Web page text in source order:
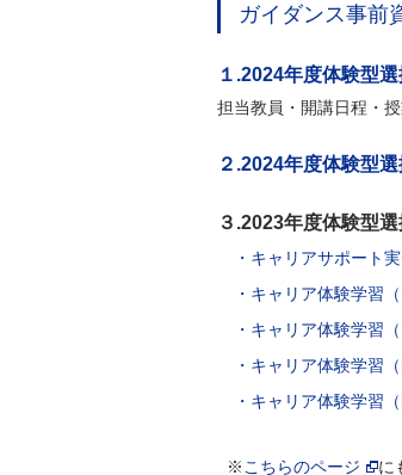
ガイダンス事前
１.2024年度体験型
担当教員・開講日程・
２.2024年度体験型
３.2023年度体験型
・キャリアサポート
・キャリア体験学習
・キャリア体験学習
・キャリア体験学習
・キャリア体験学習
※ こちらのページ
に